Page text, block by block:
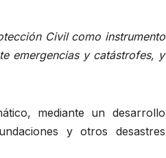
Civil como instrumento
emergencias y catástrofes, y
mediante un desarrollo
y otros desastres